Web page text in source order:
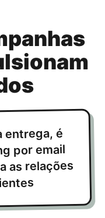
entrega, é
por email
as relações